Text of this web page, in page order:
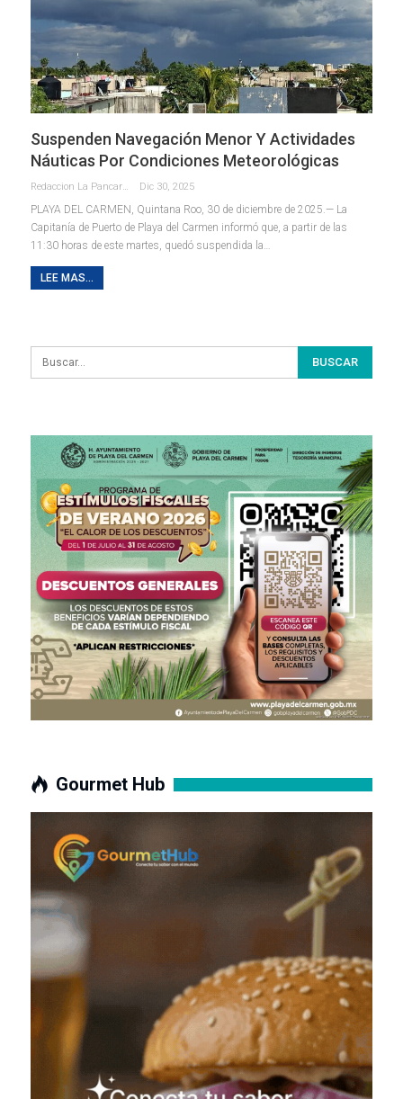
Suspenden Navegación Menor Y Actividades
Náuticas Por Condiciones Meteorológicas
Redaccion La Pancarta De Quintana Roo Dic 30, 2025
PLAYA DEL CARMEN, Quintana Roo, 30 de diciembre de 2025.— La
Capitanía de Puerto de Playa del Carmen informó que, a partir de las
11:30 horas de este martes, quedó suspendida la…
LEE MAS...
Gourmet Hub